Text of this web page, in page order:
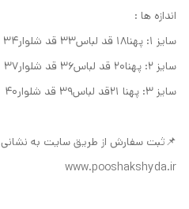
اندازه ها :
سایز ۱‌: پهنا۱۸ قد لباس۳۳ قد شلوار۳۴
سایز ۲: پهنا۲۰ قد لباس۳۶ قد شلوار۳۷
سایز ۳: پهنا ۲۱قد لباس۳۹ قد شلوار۴۰
📌ثبت سفارش از طریق سایت به نشانی
www.pooshakshyda.ir